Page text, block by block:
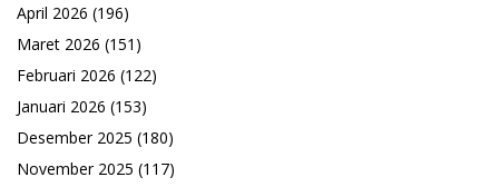
April 2026 (196)
Maret 2026 (151)
Februari 2026 (122)
Januari 2026 (153)
Desember 2025 (180)
November 2025 (117)